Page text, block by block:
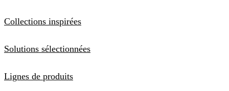
Collections inspirées
Solutions sélectionnées
Lignes de produits